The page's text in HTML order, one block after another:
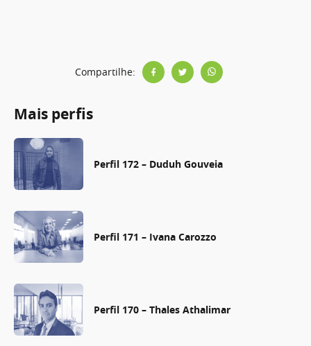
Compartilhe:
Mais perfis
Perfil 172 – Duduh Gouveia
Perfil 171 – Ivana Carozzo
Perfil 170 – Thales Athalimar